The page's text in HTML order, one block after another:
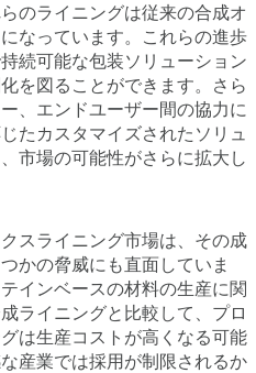
のライニングは従来の合成オ
なっています。これらの進歩
続可能な包装ソリューション
を図ることができます。さら
、エンドユーザー間の協力に
たカスタマイズされたソリュ
市場の可能性がさらに拡大し
スライニング市場は、その成
かの脅威にも直面していま
インベースの材料の生産に関
ライニングと比較して、プロ
は生産コストが高くなる可能
産業では採用が制限されるか